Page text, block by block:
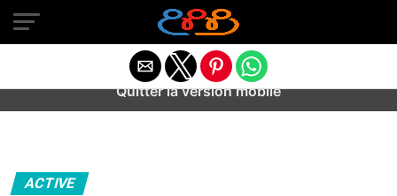
Warning
: preg_match(): Unknown modifier '/' in
/home/u589487443/domains/aideanxietestress.fr/
content/plugins/idev-post-views/includes/class-bots.php
ACTIVE
Quitter la version mobile